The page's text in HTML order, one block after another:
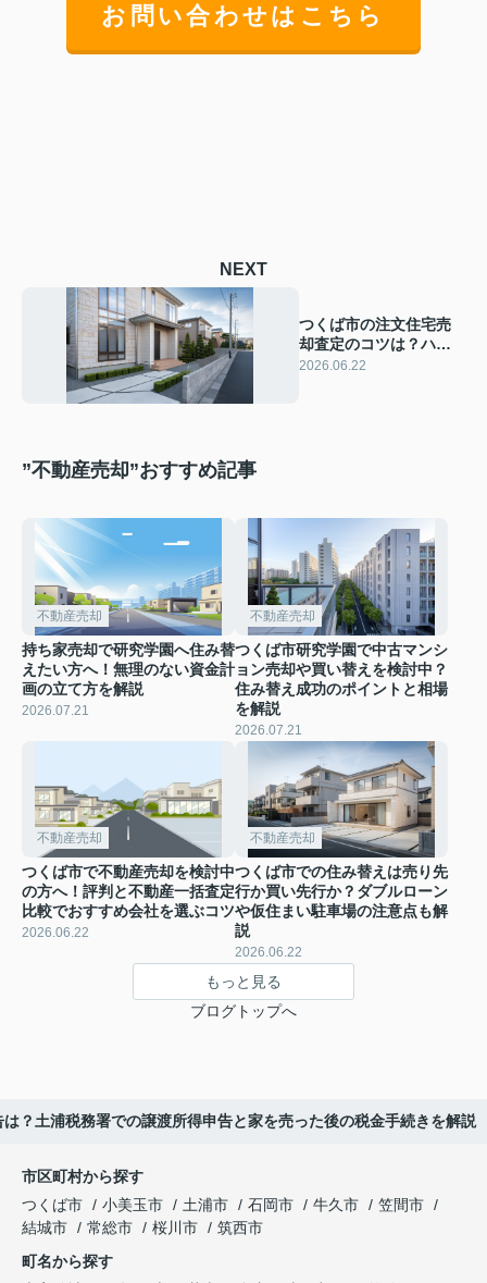
お問い合わせはこちら
NEXT
つくば市の注文住宅売
却査定のコツは？ハウ
スメーカー中古物件を
2026.06.22
”不動産売却”おすすめ記事
不動産売却
持ち家売却で研究学園へ住み替
えたい方へ！無理のない資金計
画の立て方を解説
2026.07.21
不動産売却
つくば市研究学園で中古マンシ
ョン売却や買い替えを検討中？
住み替え成功のポイントと相場
を解説
2026.07.21
不動産売却
つくば市で不動産売却を検討中
の方へ！評判と不動産一括査定
比較でおすすめ会社を選ぶコツ
2026.06.22
不動産売却
つくば市での住み替えは売り先
行か買い先行か？ダブルローン
や仮住まい駐車場の注意点も解
説
2026.06.22
もっと見る
ブログトップへ
？土浦税務署での譲渡所得申告と家を売った後の税金手続きを解説
市区町村から探す
つくば市
小美玉市 土浦市 石岡市 牛久市
笠間市
結城市
常総市 桜川市
筑西市
町名から探す